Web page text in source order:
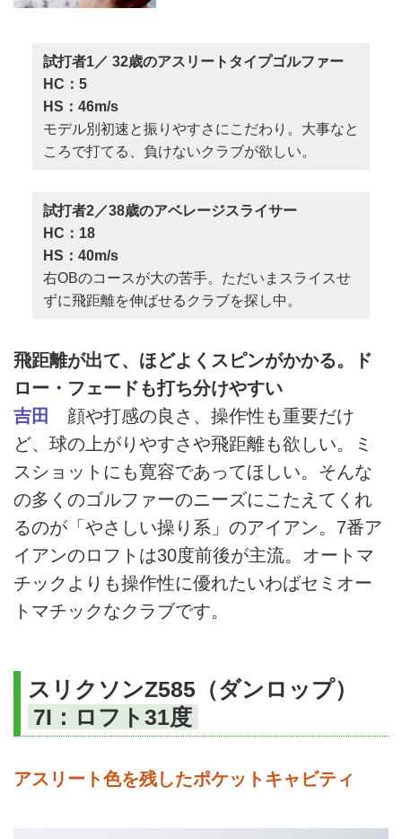
試打者1／ 32歳のアスリートタイプゴルファー
HC：5
HS：46m/s
モデル別初速と振りやすさにこだわり。大事なと
ころで打てる、負けないクラブが欲しい。
試打者2／38歳のアベレージスライサー
HC：18
HS：40m/s
右OBのコースが大の苦手。ただいまスライスせ
ずに飛距離を伸ばせるクラブを探し中。
飛距離が出て、ほどよくスピンがかかる。ド
ロー・フェードも打ち分けやすい
吉田
顔や打感の良さ、操作性も重要だけ
ど、球の上がりやすさや飛距離も欲しい。ミ
スショットにも寛容であってほしい。そんな
の多くのゴルファーのニーズにこたえてくれ
るのが「やさしい操り系」のアイアン。7番ア
イアンのロフトは30度前後が主流。オートマ
チックよりも操作性に優れたいわばセミオー
トマチックなクラブです。
スリクソンZ585（ダンロップ）
7I：ロフト31度
アスリート色を残したポケットキャビティ